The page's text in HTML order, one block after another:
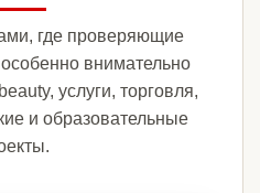
где проверяющие
внимательно
услуги, торговля,
и образовательные